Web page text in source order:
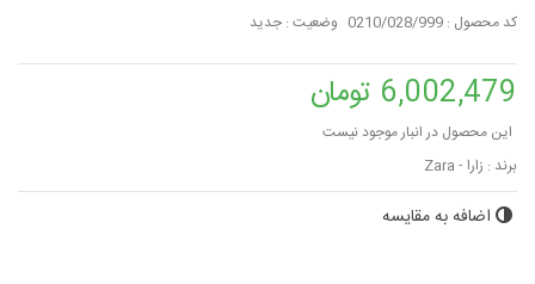
کد محصول : 0210/028/999 وضعیت : جدید
6,002,479 تومان
این محصول در انبار موجود نیست
برند : زارا - Zara
اضافه به مقایسه